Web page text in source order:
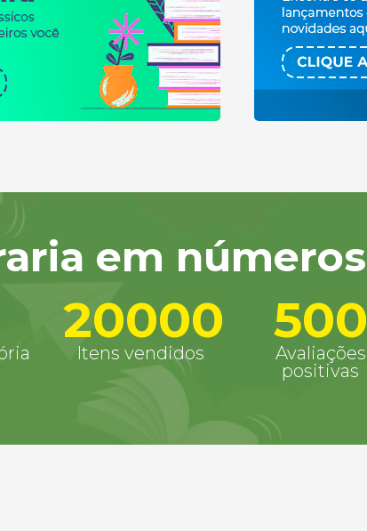
em números
20000
Itens vendidos
500
Avaliações
positivas